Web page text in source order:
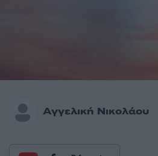
Αγγελική Νικολάου